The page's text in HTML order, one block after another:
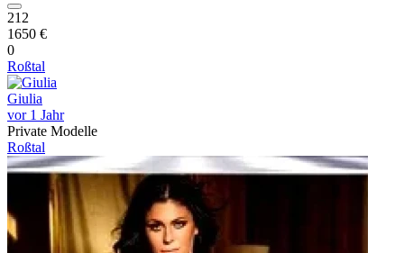
212
1650 €
0
Roßtal
Giulia
vor 1 Jahr
Private Modelle
Roßtal